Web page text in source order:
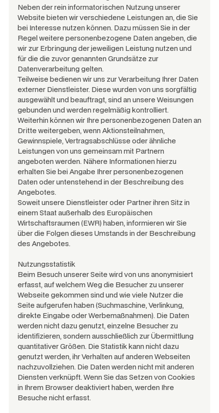
Neben der rein informatorischen Nutzung unserer
Website bieten wir verschiedene Leistungen an, die Sie
bei Interesse nutzen können. Dazu müssen Sie in der
Regel weitere personenbezogene Daten angeben, die
wir zur Erbringung der jeweiligen Leistung nutzen und
für die die zuvor genannten Grundsätze zur
Datenverarbeitung gelten.
Teilweise bedienen wir uns zur Verarbeitung Ihrer Daten
externer Dienstleister. Diese wurden von uns sorgfältig
ausgewählt und beauftragt, sind an unsere Weisungen
gebunden und werden regelmäßig kontrolliert.
Weiterhin können wir Ihre personenbezogenen Daten an
Dritte weitergeben, wenn Aktionsteilnahmen,
Gewinnspiele, Vertragsabschlüsse oder ähnliche
Leistungen von uns gemeinsam mit Partnern
angeboten werden. Nähere Informationen hierzu
erhalten Sie bei Angabe Ihrer personenbezogenen
Daten oder untenstehend in der Beschreibung des
Angebotes.
Soweit unsere Dienstleister oder Partner ihren Sitz in
einem Staat außerhalb des Europäischen
Wirtschaftsraumen (EWR) haben, informieren wir Sie
über die Folgen dieses Umstands in der Beschreibung
des Angebotes.
Nutzungsstatistik
Beim Besuch unserer Seite wird von uns anonymisiert
erfasst, auf welchem Weg die Besucher zu unserer
Webseite gekommen sind und wie viele Nutzer die
Seite aufgerufen haben (Suchmaschine, Verlinkung,
direkte Eingabe oder Werbemaßnahmen). Die Daten
werden nicht dazu genutzt, einzelne Besucher zu
identifizieren, sondern ausschließlich zur Übermittlung
quantitativer Größen. Die Statistik kann nicht dazu
genutzt werden, ihr Verhalten auf anderen Webseiten
nachzuvollziehen. Die Daten werden nicht mit anderen
Diensten verknüpft. Wenn Sie das Setzen von Cookies
in Ihrem Browser deaktiviert haben, werden Ihre
Besuche nicht erfasst.